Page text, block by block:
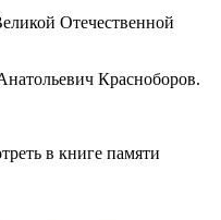
Отечественной
Красноборов.
в книге памяти